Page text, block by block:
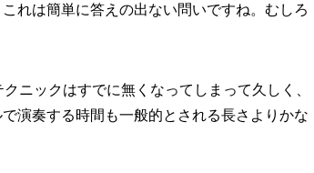
れは簡単に答えの出ない問いですね。むしろ
ニックはすでに無くなってしまって久しく、
演奏する時間も一般的とされる長さよりかな